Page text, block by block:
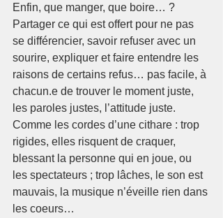
Enfin, que manger, que boire… ?
Partager ce qui est offert pour ne pas
se différencier, savoir refuser avec un
sourire, expliquer et faire entendre les
raisons de certains refus… pas facile, à
chacun.e de trouver le moment juste,
les paroles justes, l’attitude juste.
Comme les cordes d’une cithare : trop
rigides, elles risquent de craquer,
blessant la personne qui en joue, ou
les spectateurs ; trop lâches, le son est
mauvais, la musique n’éveille rien dans
les coeurs…